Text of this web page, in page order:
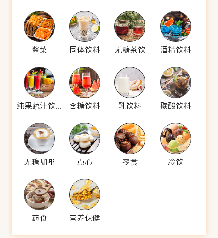
酱菜 固体饮料 无糖茶饮 酒精饮料
纯果蔬汁饮料 含糖饮料 乳饮料 碳酸饮料
无糖咖啡 点心 零食 冷饮
药食 营养保健